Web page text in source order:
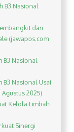
B3 Nasional
dan
(jawapos.com
B3 Nasional
B3 Nasional Usai
2025)
Kelola Limbah
Sinergi